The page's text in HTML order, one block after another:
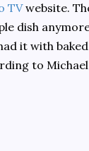
TVwebsite.
dish
it with
to